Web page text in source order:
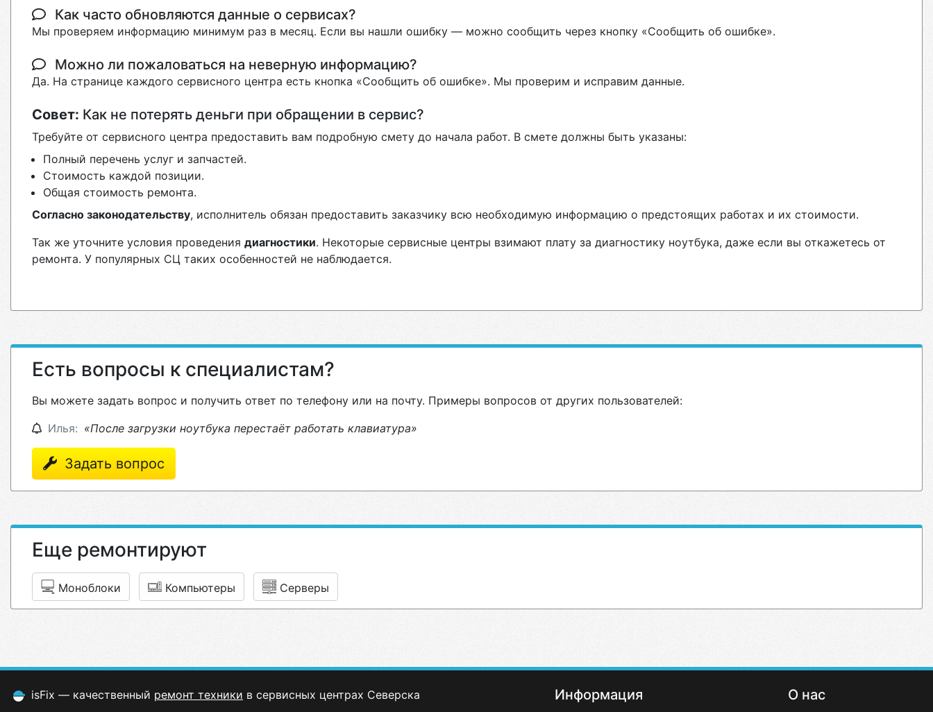
Как часто обновляются данные о сервисах?
Мы проверяем информацию минимум раз в месяц. Если вы нашли ошибку — можно сообщить через кнопку «Сообщить об ошибке».
Можно ли пожаловаться на неверную информацию?
Да. На странице каждого сервисного центра есть кнопка «Сообщить об ошибке». Мы проверим и исправим данные.
Совет: Как не потерять деньги при обращении в сервис?
Требуйте от сервисного центра предоставить вам подробную смету до начала работ. В смете должны быть указаны:
Полный перечень услуг и запчастей.
Стоимость каждой позиции.
Общая стоимость ремонта.
Согласно законодательству, исполнитель обязан предоставить заказчику всю необходимую информацию о предстоящих работах и их стоимости.
Так же уточните условия проведения диагностики. Некоторые сервисные центры взимают плату за диагностику ноутбука, даже если вы откажетесь от
ремонта. У популярных СЦ таких особенностей не наблюдается.
Есть вопросы к специалистам?
Вы можете задать вопрос и получить ответ по телефону или на почту. Примеры вопросов от других пользователей:
Илья: «После загрузки ноутбука перестаёт работать клавиатура»
Задать вопрос
Еще ремонтируют
Моноблоки Компьютеры Серверы
isFix — качественный ремонт техники в сервисных центрах Северска Информация О нас